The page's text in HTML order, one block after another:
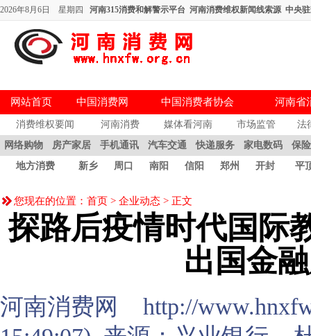
2026年8月6日 星期四 河南315消费和解警示平台 河南消费维权新闻线索源 中央
网站首页 中国消费网 中国消费者协会 河南省
消费维权要闻 河南消费 媒体看河南 市场监管
法
网络购物
房产家居 手机通讯 汽车交通 快递服务 家电数码
保
地方消费
新乡 周口 南阳 信阳 郑州 开封 平
您现在的位置： 首页 > 企业动态 > 正文
探路后疫情时代国际
出国金
河南消费网 http://